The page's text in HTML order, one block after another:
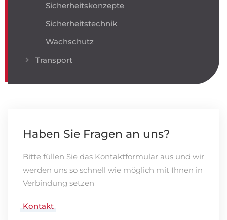
Sicherheitskonzepte
Sicherheitstechnik
Wachschutz
Transport
Haben Sie Fragen an uns?
Bitte füllen Sie das Kontaktformular aus und wir
werden uns so schnell wie möglich mit Ihnen in
Verbindung setzen
Kontakt